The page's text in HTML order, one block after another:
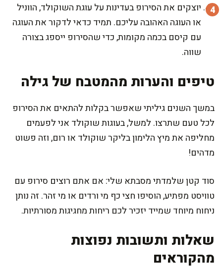
יוצקים את הסירופ בעדינות על עוגת השוקולד, הווניל
או העוגה האהובה עליכם. תמיד כדאי לדקור את העוגה
עם קיסם בכמה מקומות, כדי שהסירופ ייספג בצורה
שווה.
טיפים והערות מהמטבח של גילה
במשך השנים גיליתי שאפשר בקלות להתאים את הסירופ
לכל טעם שתרצו. למשל, בעוגות שוקולד אני לפעמים
מחליפה את מיץ הלימון בליקר שוקולד או רום, וזה פשוט
מדהים!
סוד קטן שלמדתי מסבתא שלי: אם אתם רוצים סירופ עם
טוויסט מפתיע, הוסיפו חצי כף מי ורדים או מי זהר. זה נותן
ניחוח מיוחד שמייד יזכיר לכם ריחות מחגיגות מסורתיות.
שאלות ותשובות נפוצות
מהקוראים